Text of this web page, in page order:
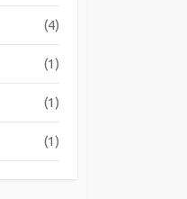
(4)
(1)
(1)
(1)